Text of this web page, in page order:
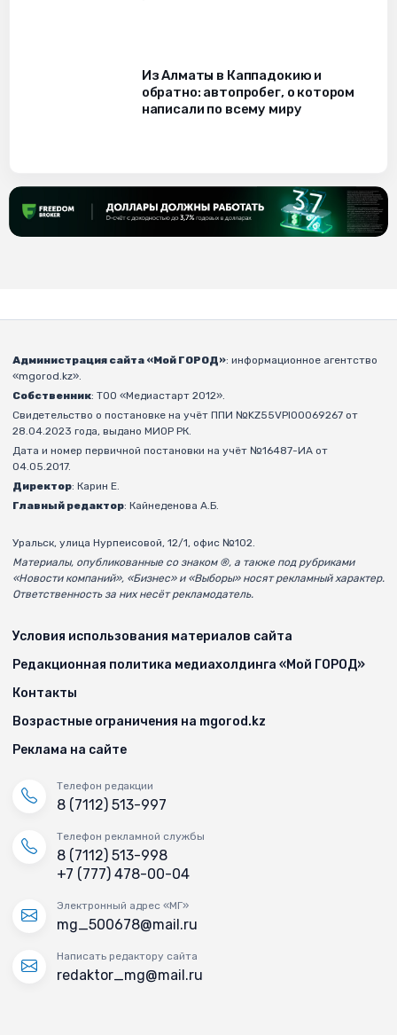
Из Алматы в Каппадокию и
обратно: автопробег, о котором
написали по всему миру
Администрация сайта «Мой ГОРОД»: информационное агентство
«mgorod.kz».
Собственник: ТОО «Медиастарт 2012».
Свидетельство о постановке на учёт ППИ №KZ55VPI00069267 от
28.04.2023 года, выдано МИОР РК.
Дата и номер первичной постановки на учёт №16487-ИА от
04.05.2017.
Директор: Карин Е.
Главный редактор: Кайнеденова А.Б.
Уральск, улица Нурпеисовой, 12/1, офис №102.
Материалы, опубликованные со знаком ®, а также под рубриками
«Новости компаний», «Бизнес» и «Выборы» носят рекламный характер.
Ответственность за них несёт рекламодатель.
Условия использования материалов сайта
Редакционная политика медиахолдинга «Мой ГОРОД»
Контакты
Возрастные ограничения на mgorod.kz
Реклама на сайте
Телефон редакции
8 (7112) 513-997
Телефон рекламной службы
8 (7112) 513-998
+7 (777) 478-00-04
Электронный адрес «МГ»
mg_500678@mail.ru
Написать редактору сайта
redaktor_mg@mail.ru